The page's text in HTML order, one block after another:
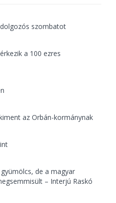
szombatot
a 100 ezres
az Orbán-kormánynak
de a magyar
– Interjú Raskó